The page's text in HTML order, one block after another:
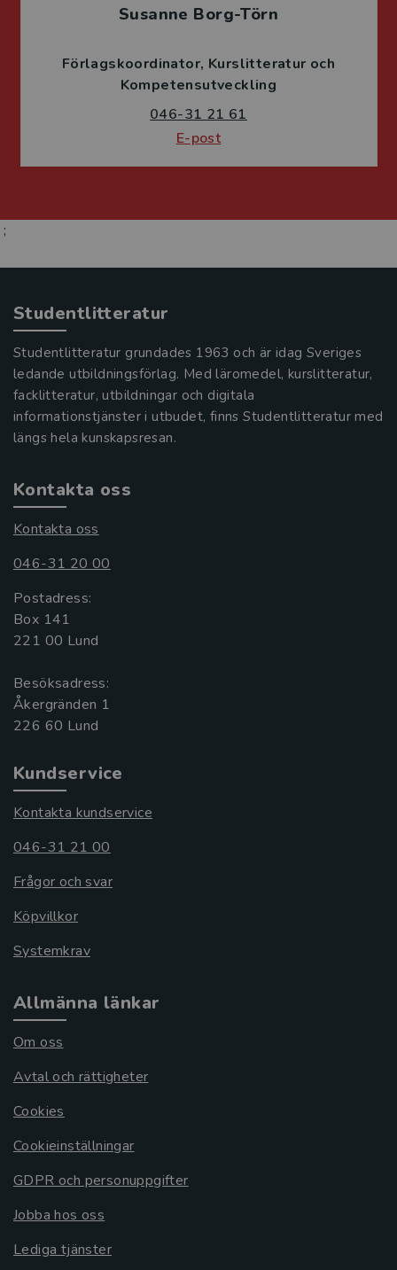
Susanne Borg-Törn
Förlagskoordinator Kurslitteratur och
Kompetensutveckling
046-31 21 61
E-post
;
Studentlitteratur
Studentlitteratur grundades 1963 och är idag Sveriges
ledande utbildningsförlag. Med läromedel, kurslitteratur,
facklitteratur, utbildningar och digitala
informationstjänster i utbudet, finns Studentlitteratur med
längs hela kunskapsresan.
Kontakta oss
Kontakta oss
046-31 20 00
Postadress:
Box 141
221 00 Lund
Besöksadress:
Åkergränden 1
Kundservice
Kontakta kundservice
046-31 21 00
Frågor och svar
Köpvillkor
Systemkrav
Allmänna länkar
Om oss
Avtal och rättigheter
Cookies
Cookieinställningar
GDPR och personuppgifter
Jobba hos oss
Lediga tjänster